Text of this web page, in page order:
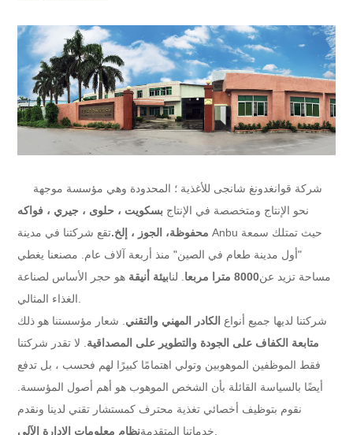
شركة قوانغدونغ شانجى للأغذية ؛ المحدودة وهي مؤسسة موجهة
نحو الإنتاج ومتخصصة في الإنتاج بسكويت ، حلوى ، جيري ، فواكه
محفوظة، الجوز ، إلخ.تقع شركتنا في مدينة Anbu حيث تمتلك سمعة
"أول مدينة طعام في الصين" منذ أربعة آلاف عام. مصنعنا يغطي
مساحة تزيد عن8000 مترا مربعا . لنابيئة أنيقة هو حجر الأساس لصناعة
شركتنا لديها جميع أنواع الكادر المهني والتقني . شعار مؤسستنا هو ذلك
متابعة الكفاف على الجودة والتطوير على المصداقية . لا تقدر شركتنا
فقط الموظفين الموهوبين وتولي اهتمامًا كبيرًا لهم فحسب ، بل تدفع
أيضًا بالسياسة القائلة بأن الشخص الموهوب هو أهم أصول المؤسسة.
نقوم بتوظيف أخصائي تغذية محترف كمستشار تقني لدينا ونقدم
خدماتنا المتقدمةنظام معلومات الإدارة الآلي